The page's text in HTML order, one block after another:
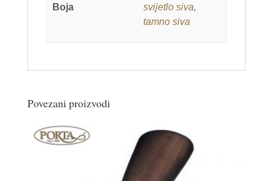
Boja
svijetlo siva,
tamno siva
Povezani proizvodi